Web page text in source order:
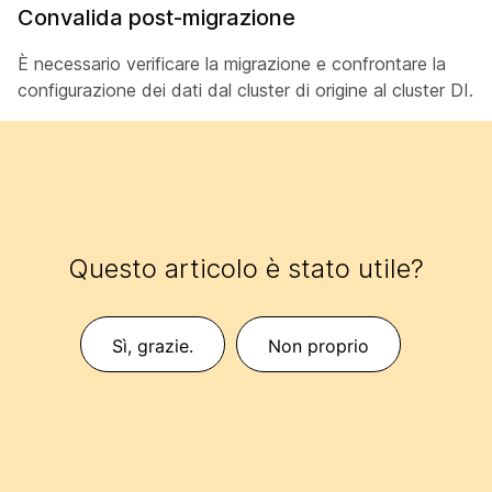
Convalida post-migrazione
È necessario verificare la migrazione e confrontare la
configurazione dei dati dal cluster di origine al cluster DI.
Questo articolo è stato utile?
Sì, grazie. Non proprio